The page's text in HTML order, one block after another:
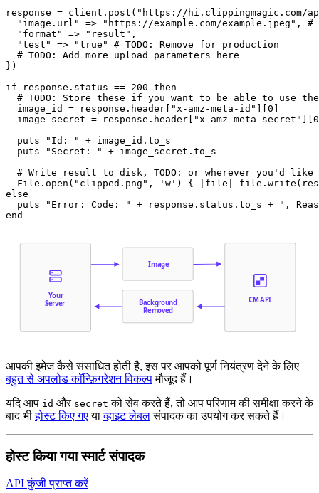
response = client.post("https://hi.clippingmagic.com/
"image.url" => "https://example.com/example.jpeg",
  "format" => "result",
  "test" => "true" # TODO: Remove for production
  # TODO: Add more upload parameters here
})
if response.status == 200 then
# TODO: Store these if you want to be able to use
  image_id = response.header["x-amz-meta-id"][0]
image_secret = response.header["x-amz-meta-
  puts "Id: " + image_id.to_s
  puts "Secret: " + image_secret.to_s
  # Write result to disk, TODO: or wherever you'd like
File.open("clipped.png", 'w') { |file|
else
puts "Error: Code: " + response.status.to_s + ",
Your
Server
Image
Background
Removed
CM API
आपकी इमेज कैसे संसाधित होती है, इस पर आपको पूर्ण नियंत्रण देने के लिए
बहुत से अपलोड कॉन्फ़िगरेशन विकल्पमौजूद हैं।
यदि आप id और secret को सेव करते हैं, तो आप परिणाम की समीक्षा करने के
बाद भीहोस्ट किए गएयाव्हाइट लेबलसंपादक का उपयोग कर सकते हैं।
होस्ट किया गया स्मार्ट संपादक
API कुंजी प्राप्त करें